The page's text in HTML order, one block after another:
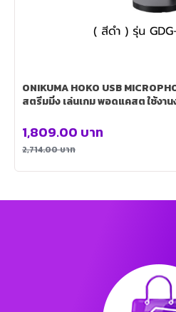
ONIKUMA HOKO USB
สตรีมมิ่ง เล่นเกม พอดแคสต ใช้งาน
2,714.00บาท
1,809.00 บาท